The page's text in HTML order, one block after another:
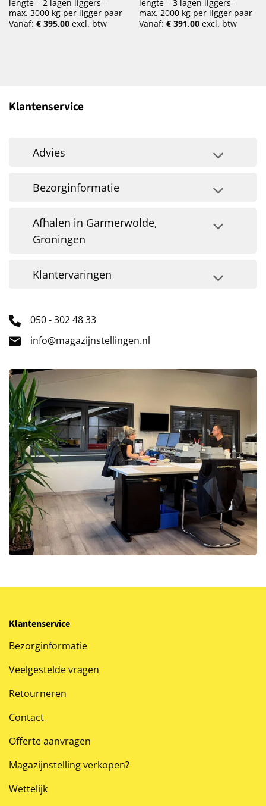
lengte – 2 lagen liggers –
max. 3000 kg per ligger paar
Vanaf: €395,00excl. btw
lengte – 3 lagen liggers –
max. 2000 kg per ligger paar
Vanaf: €391,00excl. btw
Klantenservice
Advies
Bezorginformatie
Afhalen in Garmerwolde,
Groningen
Klantervaringen
050 - 302 48 33
info@magazijnstellingen.nl
Klantenservice
Bezorginformatie
Veelgestelde vragen
Retourneren
Contact
Offerte aanvragen
Magazijnstelling verkopen?
Wettelijk